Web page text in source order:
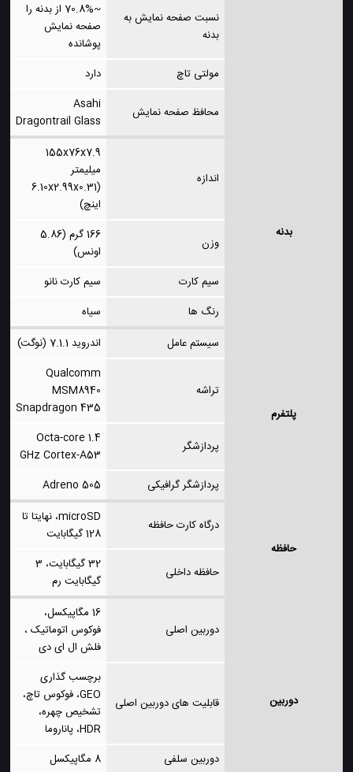
نسبت صفحه نمایش به
بدنه
~70.8% از بدنه را
صفحه نمایش
پوشانده
مولتی تاچ
دارد
محافظ صفحه نمایش
Asahi
Dragontrail Glass
بدنه
اندازه
155x76x7.9
میلیمتر
(6.10x2.99x0.31
اینچ)
وزن
166 گرم (5.86
اونس)
سیم کارت
سیم کارت نانو
رنگ ها
سیاه
پلتفرم
سیستم عامل اندروید 7.1.1 (نوگت)
تراشه
Qualcomm
MSM8940
Snapdragon 435
پردازشگر
Octa-core 1.4
GHz Cortex-A53
پردازشگر گرافیکی
Adreno 505
حافظه
درگاه کارت حافظه
microSD، نهایتا تا
128 گیگابایت
حافظه داخلی
32 گیگابایت، 3
گیگابایت رم
دوربین
دوربین اصلی
16 مگاپیکسل،
فوکوس اتوماتیک ،
فلش ال ای دی
قابلیت های دوربین اصلی
برچسب گذاری
GEO، فوکوس تاچ،
تشخیص چهره،
HDR، پاناروما
دوربین سلفی
8 مگاپیکسل